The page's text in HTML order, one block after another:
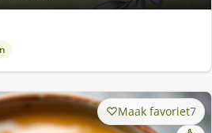
Maak favoriet7